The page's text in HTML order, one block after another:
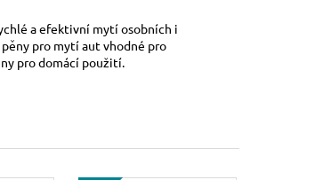
a efektivní mytí osobních i
pro mytí aut vhodné pro
pro domácí použití.